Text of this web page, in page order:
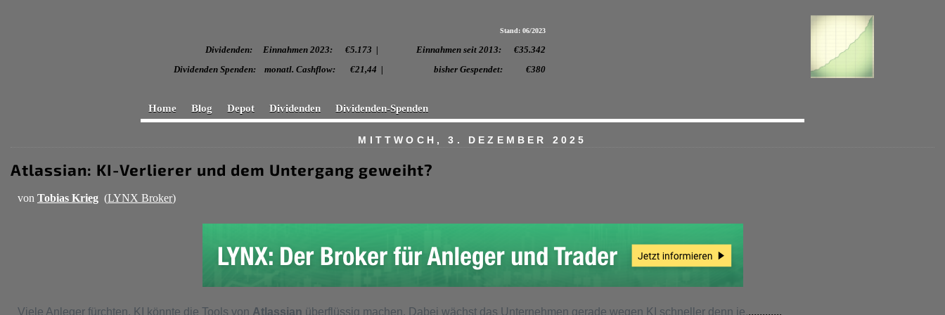
Stand: 06/2023
Dividenden: Einnahmen 2023: €5.173 | Einnahmen seit 2013: €35.342
Dividenden Spenden: monatl. Cashflow: €21,44 | bisher Gespendet: €380
Home Blog Depot Dividenden Dividenden-Spenden
MITTWOCH, 3. DEZEMBER 2025
Atlassian: KI-Verlierer und dem Untergang geweiht?
von Tobias Krieg (LYNX Broker)
Viele Anleger fürchten, KI könnte die Tools von Atlassian überflüssig machen. Dabei wächst das Unternehmen gerade wegen KI schneller denn je.............